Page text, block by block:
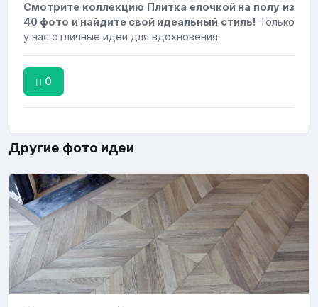
Смотрите коллекцию Плитка елочкой на полу из
40 фото и найдите свой идеальный стиль! Только
у нас отличные идеи для вдохновения.
0
Другие фото идеи